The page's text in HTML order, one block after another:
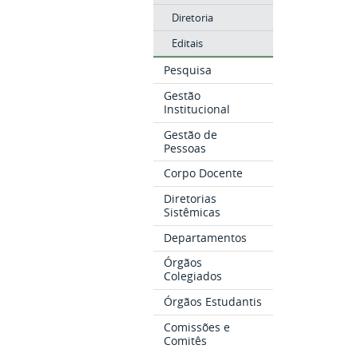
Diretoria
Editais
Pesquisa
Gestão
Institucional
Gestão de
Pessoas
Corpo Docente
Diretorias
Sistêmicas
Departamentos
Órgãos
Colegiados
Órgãos Estudantis
Comissões e
Comitês